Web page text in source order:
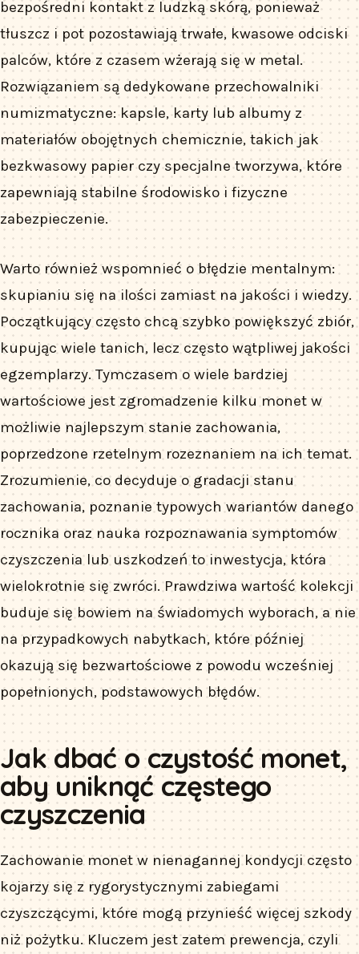
bezpośredni kontakt z ludzką skórą, ponieważ
tłuszcz i pot pozostawiają trwałe, kwasowe odciski
palców, które z czasem wżerają się w metal.
Rozwiązaniem są dedykowane przechowalniki
numizmatyczne: kapsle, karty lub albumy z
materiałów obojętnych chemicznie, takich jak
bezkwasowy papier czy specjalne tworzywa, które
zapewniają stabilne środowisko i fizyczne
zabezpieczenie.
Warto również wspomnieć o błędzie mentalnym:
skupianiu się na ilości zamiast na jakości i wiedzy.
Początkujący często chcą szybko powiększyć zbiór,
kupując wiele tanich, lecz często wątpliwej jakości
egzemplarzy. Tymczasem o wiele bardziej
wartościowe jest zgromadzenie kilku monet w
możliwie najlepszym stanie zachowania,
poprzedzone rzetelnym rozeznaniem na ich temat.
Zrozumienie, co decyduje o gradacji stanu
zachowania, poznanie typowych wariantów danego
rocznika oraz nauka rozpoznawania symptomów
czyszczenia lub uszkodzeń to inwestycja, która
wielokrotnie się zwróci. Prawdziwa wartość kolekcji
buduje się bowiem na świadomych wyborach, a nie
na przypadkowych nabytkach, które później
okazują się bezwartościowe z powodu wcześniej
popełnionych, podstawowych błędów.
Jak dbać o czystość monet,
aby uniknąć częstego
czyszczenia
Zachowanie monet w nienagannej kondycji często
kojarzy się z rygorystycznymi zabiegami
czyszczącymi, które mogą przynieść więcej szkody
niż pożytku. Kluczem jest zatem prewencja, czyli